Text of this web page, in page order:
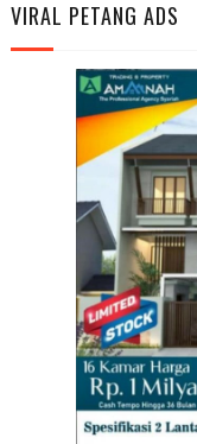
VIRAL PETANG ADS